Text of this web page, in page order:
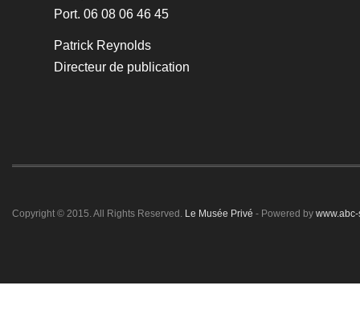
Port. 06 08 06 46 45
Patrick Reynolds
Directeur de publication
Copyright © 2015. All Rights Reserved. Le Musée Privé - Powered by